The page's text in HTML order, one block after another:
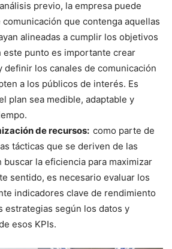
previo, la empresa puede
que contenga aquellas
alineadas a cumplir los objetivos
este punto es importante crear
definir los canales de comunicación
a los públicos de interés. Es
plan sea medible, adaptable y
de recursos: como parte de
tácticas que se deriven de las
la eficiencia para maximizar
sentido, es necesario evaluar los
indicadores clave de rendimiento
estrategias según los datos y
esos KPIs.